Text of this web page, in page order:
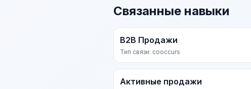
Связанные навыки
B2B Продажи
Тип связи: cooccurs
Активные продажи